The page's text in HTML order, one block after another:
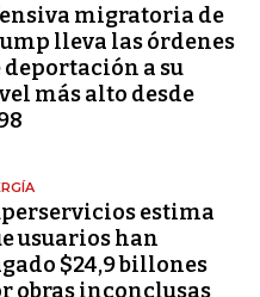
migratoria de
lleva las órdenes
deportación a su
más alto desde
estima
usuarios han
$24,9 billones
obras inconclusas